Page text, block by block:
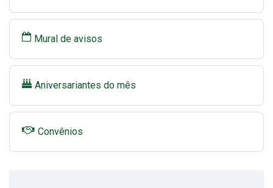
Mural de avisos
Aniversariantes do mês
Convênios